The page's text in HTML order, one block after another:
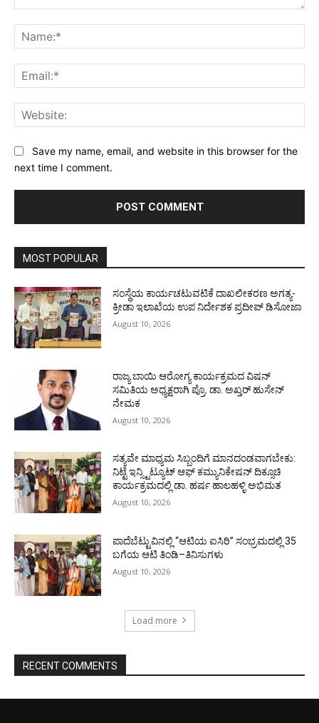
Save my name, email, and website in this browser for the
next time I comment.
MOST POPULAR
ಸಂಸ್ಥೆಯ ಕಾರ್ಯಚಟುವಟಿಕೆ ದಾಖಲೀಕರಣ ಅಗತ್ಯ-
ಕ್ರೀಡಾ ಇಲಾಖೆಯ ಉಪ ನಿರ್ದೇಶಕ ಪ್ರದೀಪ್ ಡಿಸೋಜಾ
August 10, 2026
ರಾಜ್ಯ ಬಾಯಿ ಆರೋಗ್ಯ ಕಾರ್ಯಕ್ರಮದ ವಿಷನ್
ಸಮಿತಿಯ ಅಧ್ಯಕ್ಷರಾಗಿ ಪ್ರೊ. ಡಾ. ಅಖ್ತರ್ ಹುಸೇನ್
ನೇಮಕ
August 10, 2026
ಸತ್ಯವೇ ಮಾಧ್ಯಮ ಸಿಬ್ಬಂದಿಗೆ ಮಾನದಂಡವಾಗಬೇಕು:
ನಿಟ್ಟೆ ಇನ್ಸ್ಟಿಟ್ಯೂಟ್ ಆಫ್ ಕಮ್ಯುನಿಕೇಷನ್ ದಿಕ್ಸೂಚಿ
ಕಾರ್ಯಕ್ರಮದಲ್ಲಿ ಡಾ. ಹರ್ಷ ಹಾಲಹಳ್ಳಿ ಅಭಿಮತ
August 10, 2026
ಪಾದೆಬೆಟ್ಟುವಿನಲ್ಲಿ “ಆಟಿಯ ಐಸಿರಿ’’ ಸಂಭ್ರಮದಲ್ಲಿ 35
ಬಗೆಯ ಆಟಿ ತಿಂಡಿ–ತಿನಿಸುಗಳು
August 10, 2026
Load more
RECENT COMMENTS